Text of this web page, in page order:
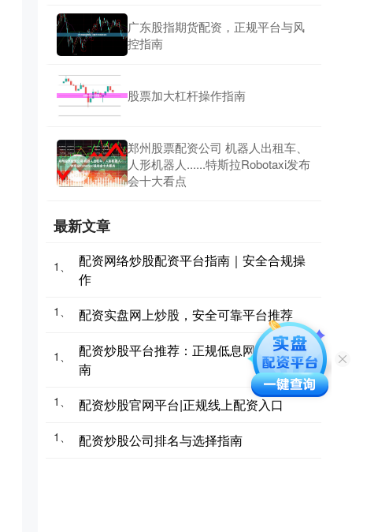
广东股指期货配资，正规平台与风
控指南
股票加大杠杆操作指南
郑州股票配资公司 机器人出租车、
人形机器人......特斯拉Robotaxi发布
会十大看点
最新文章
1、
配资网络炒股配资平台指南｜安全合规操
作
1、 配资实盘网上炒股，安全可靠平台推荐
1、
配资炒股平台推荐：正规低息网络配资指
南
1、 配资炒股官网平台|正规线上配资入口
1、 配资炒股公司排名与选择指南